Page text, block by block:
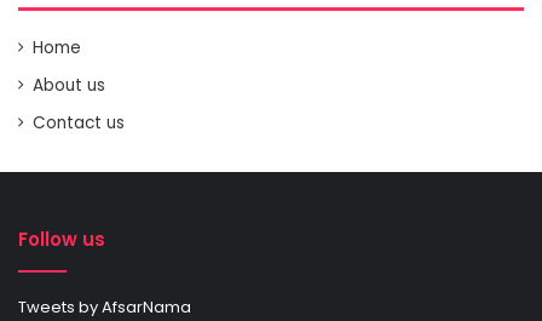
Home
About us
Contact us
Follow us
Tweets by AfsarNama